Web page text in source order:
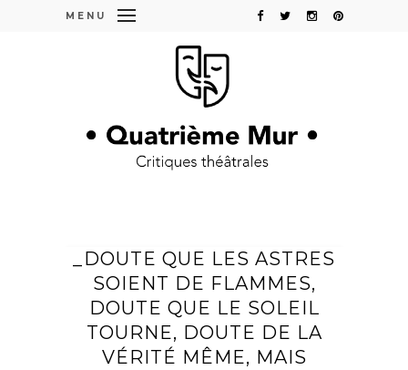
MENU
_DOUTE QUE LES ASTRES
SOIENT DE FLAMMES,
DOUTE QUE LE SOLEIL
TOURNE, DOUTE DE LA
VÉRITÉ MÊME, MAIS